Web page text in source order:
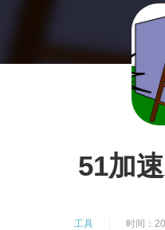
51加
工具 时间：